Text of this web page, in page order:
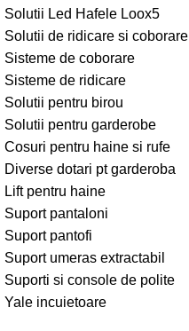
Solutii Led Hafele Loox5
Solutii de ridicare si coborare
Sisteme de coborare
Sisteme de ridicare
Solutii pentru birou
Solutii pentru garderobe
Cosuri pentru haine si rufe
Diverse dotari pt garderoba
Lift pentru haine
Suport pantaloni
Suport pantofi
Suport umeras extractabil
Suporti si console de polite
Yale incuietoare